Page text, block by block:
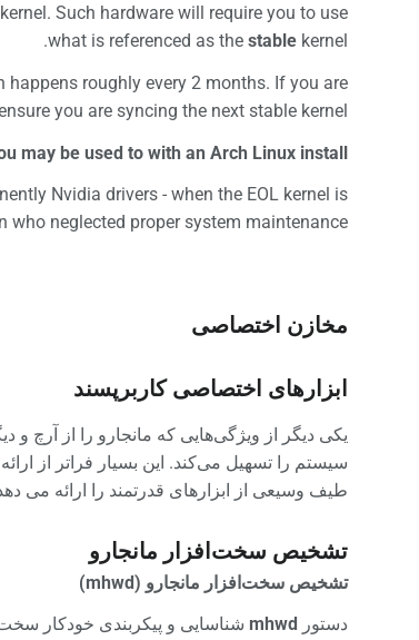
Such hardware will require you to use
what is referenced as the stable kernel.
roughly every 2 months. If you are
you are syncing the next stable kernel.
may be used to with an Arch Linux install
Nvidia drivers - when the EOL kernel is
neglected proper system maintenance.
مخازن اختصاصی
ابزارهای اختصاصی کاربرپسند
یکی دیگر از ویژگی‌هایی که مانجارو را از آرچ و
سیستم را تسهیل می‌کند. این بسیار فراتر از
طیف وسیعی از ابزارهای قدرتمند را ارائه می
تشخیص سخت‌افزار مانجارو
تشخیص سخت‌افزار مانجارو (mhwd)
دستور
mhwd شناسایی و پیکربندی خودکار